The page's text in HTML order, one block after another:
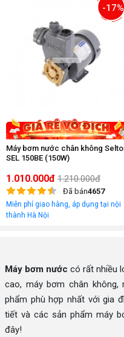
-17%
Máy bơm nước chân không
SEL 150BE (150W)
1.010.000đ 1.210.000đ
Đã bán4657
Miễn phí giao hàng, áp dụng tại nội
thành Hà Nội
Máy bơm nước có rất nhiều
cao, máy bơm chân không,
phẩm phù hợp nhất với gia
tiết và các sản phẩm máy
đây!